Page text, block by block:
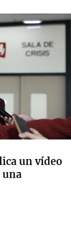
un vídeo
una